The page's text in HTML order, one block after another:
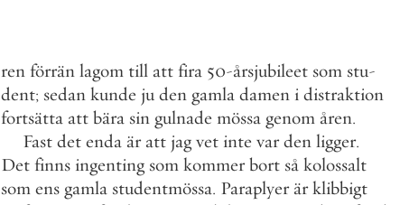
ren förrän lagom till att fira 50-årsjubileet som stu-
dent; sedan kunde ju den gamla damen i distraktion
fortsätta att bära sin gulnade mössa genom åren.
Fast det enda är att jag vet inte var den ligger.
Det finns ingenting som kommer bort så kolossalt
som ens gamla studentmössa. Paraplyer är klibbigt